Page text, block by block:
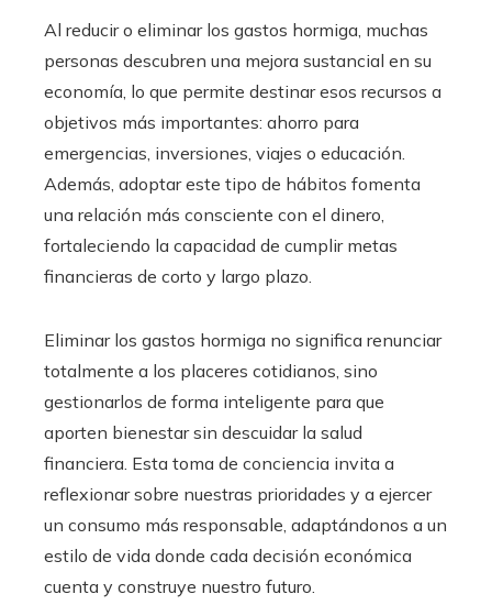
Al reducir o eliminar los gastos hormiga, muchas
personas descubren una mejora sustancial en su
economía, lo que permite destinar esos recursos a
objetivos más importantes: ahorro para
emergencias, inversiones, viajes o educación.
Además, adoptar este tipo de hábitos fomenta
una relación más consciente con el dinero,
fortaleciendo la capacidad de cumplir metas
financieras de corto y largo plazo.
Eliminar los gastos hormiga no significa renunciar
totalmente a los placeres cotidianos, sino
gestionarlos de forma inteligente para que
aporten bienestar sin descuidar la salud
financiera. Esta toma de conciencia invita a
reflexionar sobre nuestras prioridades y a ejercer
un consumo más responsable, adaptándonos a un
estilo de vida donde cada decisión económica
cuenta y construye nuestro futuro.